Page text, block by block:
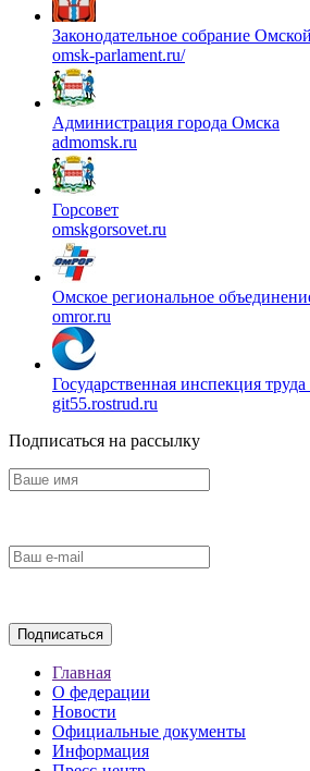
Законодательное собрание
omsk-parlament.ru/
Администрация города Омска
admomsk.ru
Горсовет
omskgorsovet.ru
Омское региональное
omror.ru
Государственная инспекция
git55.rostrud.ru
Подписаться на рассылку
Главная
О федерации
Новости
Официальные документы
Информация